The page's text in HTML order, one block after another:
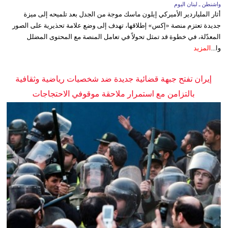
واشنطن ـ لبنان اليوم
أثار الملياردير الأميركي إيلون ماسك موجة من الجدل بعد تلميحه إلى ميزة
جديدة تعتزم منصة «إكس» إطلاقها، تهدف إلى وضع علامة تحذيرية على الصور
المعدّلة، في خطوة قد تمثل تحولاً في تعامل المنصة مع المحتوى المضلل
وا...
المزيد
إيران تفتح جبهة قضائية جديدة ضد شخصيات رياضية وثقافية
بالتزامن مع استمرار ملاحقة موقوفي الاحتجاجات